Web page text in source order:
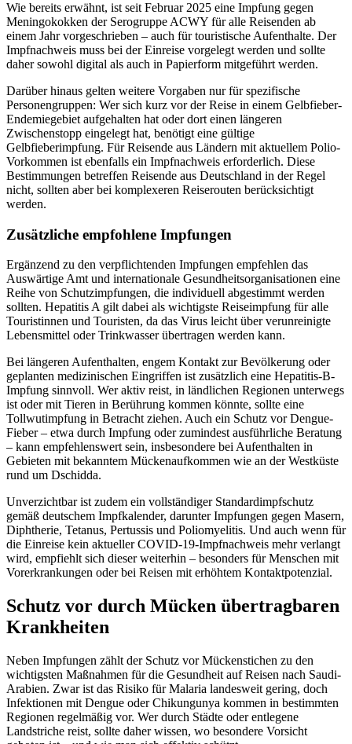
Wie bereits erwähnt, ist seit Februar 2025 eine Impfung gegen
Meningokokken der Serogruppe ACWY für alle Reisenden ab
einem Jahr vorgeschrieben – auch für touristische Aufenthalte. Der
Impfnachweis muss bei der Einreise vorgelegt werden und sollte
daher sowohl digital als auch in Papierform mitgeführt werden.
Darüber hinaus gelten weitere Vorgaben nur für spezifische
Personengruppen: Wer sich kurz vor der Reise in einem Gelbfieber-
Endemiegebiet aufgehalten hat oder dort einen längeren
Zwischenstopp eingelegt hat, benötigt eine gültige
Gelbfieberimpfung. Für Reisende aus Ländern mit aktuellem Polio-
Vorkommen ist ebenfalls ein Impfnachweis erforderlich. Diese
Bestimmungen betreffen Reisende aus Deutschland in der Regel
nicht, sollten aber bei komplexeren Reiserouten berücksichtigt
werden.
Zusätzliche empfohlene Impfungen
Ergänzend zu den verpflichtenden Impfungen empfehlen das
Auswärtige Amt und internationale Gesundheitsorganisationen eine
Reihe von Schutzimpfungen, die individuell abgestimmt werden
sollten. Hepatitis A gilt dabei als wichtigste Reiseimpfung für alle
Touristinnen und Touristen, da das Virus leicht über verunreinigte
Lebensmittel oder Trinkwasser übertragen werden kann.
Bei längeren Aufenthalten, engem Kontakt zur Bevölkerung oder
geplanten medizinischen Eingriffen ist zusätzlich eine Hepatitis-B-
Impfung sinnvoll. Wer aktiv reist, in ländlichen Regionen unterwegs
ist oder mit Tieren in Berührung kommen könnte, sollte eine
Tollwutimpfung in Betracht ziehen. Auch ein Schutz vor Dengue-
Fieber – etwa durch Impfung oder zumindest ausführliche Beratung
– kann empfehlenswert sein, insbesondere bei Aufenthalten in
Gebieten mit bekanntem Mückenaufkommen wie an der Westküste
rund um Dschidda.
Unverzichtbar ist zudem ein vollständiger Standardimpfschutz
gemäß deutschem Impfkalender, darunter Impfungen gegen Masern,
Diphtherie, Tetanus, Pertussis und Poliomyelitis. Und auch wenn für
die Einreise kein aktueller COVID-19-Impfnachweis mehr verlangt
wird, empfiehlt sich dieser weiterhin – besonders für Menschen mit
Vorerkrankungen oder bei Reisen mit erhöhtem Kontaktpotenzial.
Schutz vor durch Mücken übertragbaren
Krankheiten
Neben Impfungen zählt der Schutz vor Mückenstichen zu den
wichtigsten Maßnahmen für die Gesundheit auf Reisen nach Saudi-
Arabien. Zwar ist das Risiko für Malaria landesweit gering, doch
Infektionen mit Dengue oder Chikungunya kommen in bestimmten
Regionen regelmäßig vor. Wer durch Städte oder entlegene
Landstriche reist, sollte daher wissen, wo besondere Vorsicht